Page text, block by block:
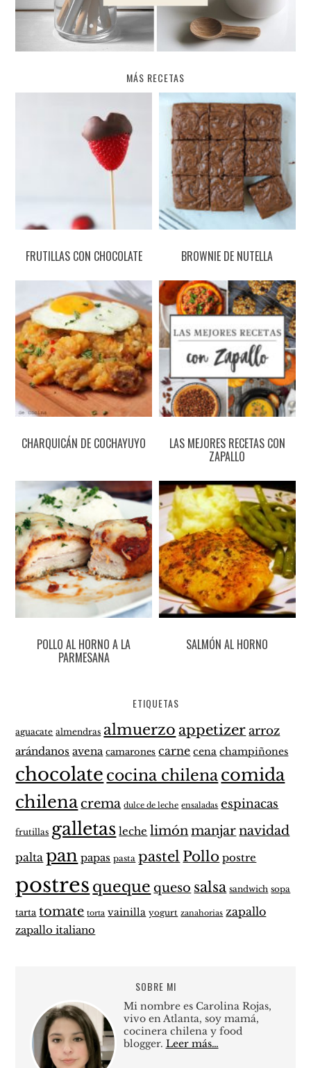
MÁS RECETAS
FRUTILLAS CON CHOCOLATE BROWNIE DE NUTELLA
CHARQUICÁN DE COCHAYUYO LAS MEJORES RECETAS CON
ZAPALLO
POLLO AL HORNO A LA
PARMESANA
SALMÓN AL HORNO
ETIQUETAS
aguacate almendras almuerzo appetizer arroz
arándanos avena camarones carne cena champiñones
chocolate cocina chilenacomida
chilenacrema dulce de leche ensaladas espinacas
frutillas galletas leche limónmanjarnavidad
palta pan papas pasta pastel Pollo postre
postres queque queso salsa sandwich sopa
tarta tomate torta vainilla yogurt zanahorias zapallo
zapallo italiano
SOBRE MI
Mi nombre es Carolina Rojas,
vivo en Atlanta, soy mamá,
cocinera chilena y food
blogger. Leer más…